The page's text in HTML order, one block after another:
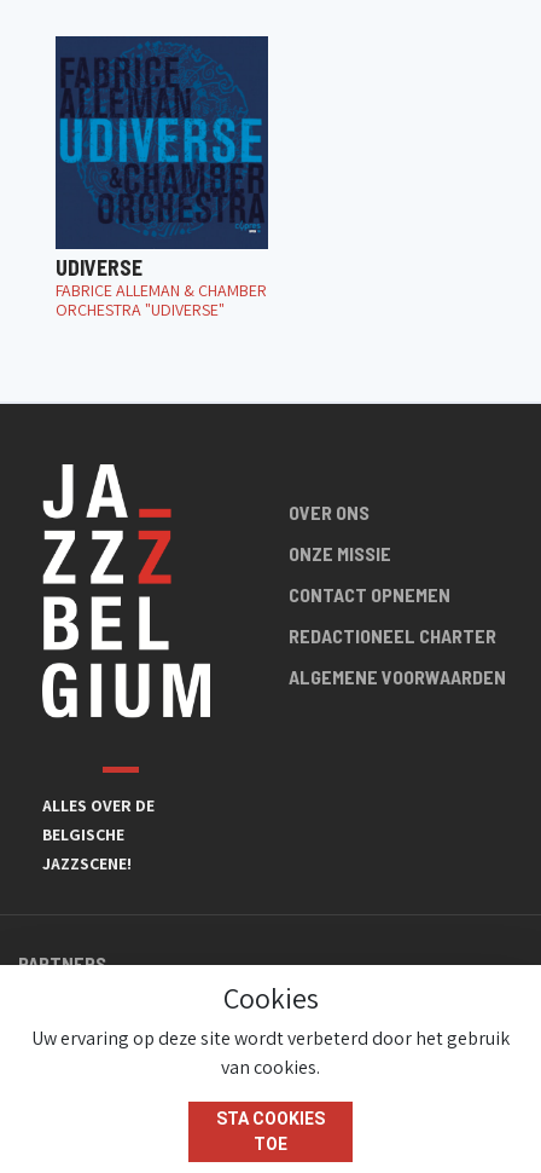
UDIVERSE
FABRICE ALLEMAN & CHAMBER
ORCHESTRA "UDIVERSE"
ALLES OVER DE
BELGISCHE
JAZZSCENE!
OVER ONS
ONZE MISSIE
CONTACT OPNEMEN
REDACTIONEEL CHARTER
ALGEMENE VOORWAARDEN
PARTNERS
© JazzInBelgium 2026 ( Version 1.1.2)
Cookies
Uw ervaring op deze site wordt verbeterd door het gebruik
van cookies.
STA COOKIES
TOE